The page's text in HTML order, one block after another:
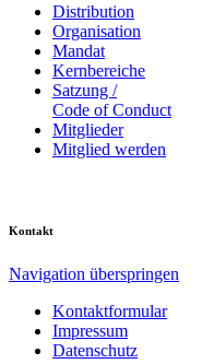
Distribution
Organisation
Mandat
Kernbereiche
Satzung /
Code of Conduct
Mitglieder
Mitglied werden
Kontakt
Navigation überspringen
Kontaktformular
Impressum
Datenschutz